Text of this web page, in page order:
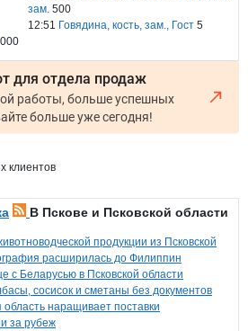
зам. 500
12:51 Говядина, кость, зам., Гост 5
для отдела продаж
работы, больше успешных
сделок. Продавайте больше уже сегодня!
клиентов
В Пскове и Псковской области
продукции из Псковской
расширилась до Филиппин
с Беларусью в Псковской области
сосисок и сметаны без документов
область наращивает поставки
за рубеж